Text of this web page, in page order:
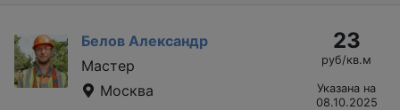
Белов Александр
Мастер
Москва
23
руб/кв.м
Указана на
08.10.2025